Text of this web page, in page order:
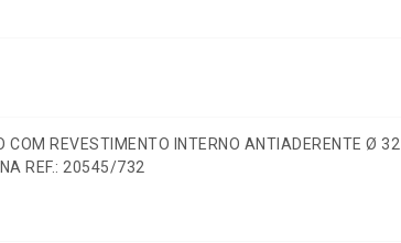
COM REVESTIMENTO INTERNO ANTIADERENTE Ø 32
REF.: 20545/732